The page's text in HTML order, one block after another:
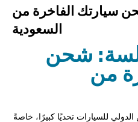
سيارتك الفاخرة من
السعودية
شحن
من
للسيارات تحديًا كبيرًا، خاصةً